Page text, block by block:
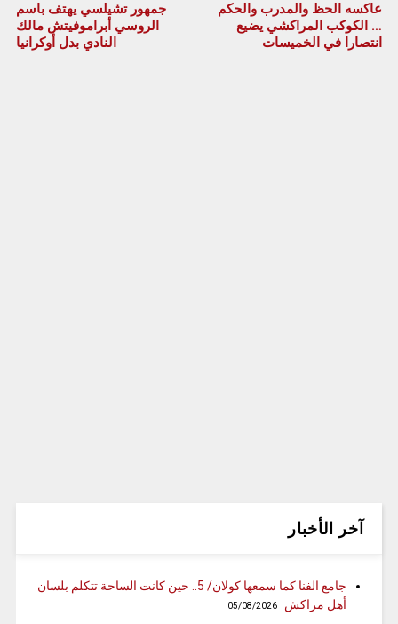
عاكسه الحظ والمدرب والحكم
… الكوكب المراكشي يضيع
انتصارا في الخميسات
جمهور تشيلسي يهتف باسم
الروسي أبراموفيتش مالك
النادي بدل أوكرانيا
آخر الأخبار
جامع الفنا كما سمعها كولان/ 5.. حين كانت الساحة تتكلم بلسان
أهل مراكش
05/08/2026